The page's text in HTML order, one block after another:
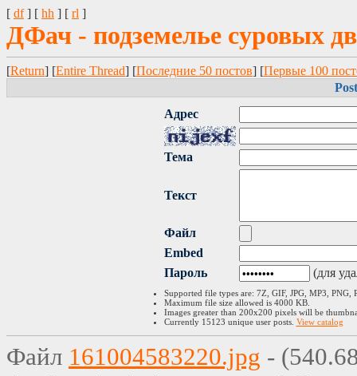
[ df] [ hh ] [ rl ]
ДФач - подземелье суровых
[Return] [Entire Thread] [Последние 50 постов] [Первые 100
Адрес
Тема
Текст
Файл
Embed
Пaроль
(для
Supported file types are: 7Z, GIF, JPG, MP3, PNG,
Maximum file size allowed is 4000 KB.
Images greater than 200x200 pixels will be
Currently 15123 unique user posts. View catalog
Файл 161004583220.jpg -